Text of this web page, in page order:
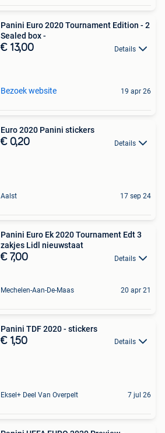
Panini Euro 2020 Tournament Edition - 2
Sealed box -
€ 13,00 Details
Bezoek website 19 apr 26
Euro 2020 Panini stickers
€ 0,20 Details
Aalst 17 sep 24
Panini Euro Ek 2020 Tournament Edt 3
zakjes Lidl nieuwstaat
€ 7,00 Details
Mechelen-Aan-De-Maas 20 apr 21
Panini TDF 2020 - stickers
€ 1,50 Details
Eksel+ Deel Van Overpelt 7 jul 26